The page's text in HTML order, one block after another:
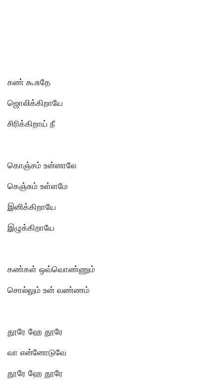
கண் கூசுதே
ஜொலிக்கிறாயே
சிரிக்கிறாய் நீ
கொஞ்சம் உன்னாலே
கெஞ்சும் உள்ளமே
இனிக்கிறாயே
இழுக்கிறாயே
கண்கள் ஒவ்வொண்ணும்
சொல்லும் உன் வண்ணம்
தூரே ஹே தூரே
வா என்னோடுவே
தூரே ஹே தூரே